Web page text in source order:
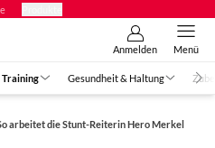
Anmelden Menü
Training Gesundheit & Haltung
arbeitet die Stunt-Reiterin Hero Merkel